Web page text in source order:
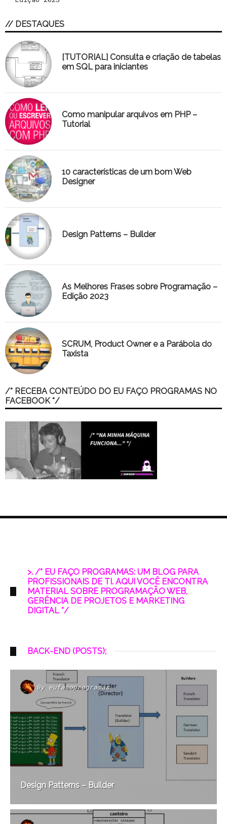
// DESTAQUES
[TUTORIAL] Consulta e criação de tabelas
em SQL para iniciantes
Como manipular arquivos em PHP –
Tutorial
10 características de um bom Web
Designer
Design Patterns – Builder
As Melhores Frases sobre Programação –
Edição 2023
SCRUM, Product Owner e a Parábola do
Taxista
/* RECEBA CONTEÚDO DO EU FAÇO PROGRAMAS NO
FACEBOOK */
>. /* EU FAÇO PROGRAMAS: UM BLOG PARA
PROFISSIONAIS DE TI. AQUI VOCÊ ENCONTRA
MATERIAL SOBRE PROGRAMAÇÃO WEB,
GERÊNCIA DE PROJETOS E MARKETING
DIGITAL */
BACK-END (POSTS);
By eufacoprogramas
Design Patterns – Builder